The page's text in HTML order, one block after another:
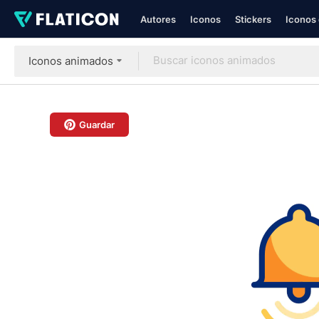
Autores Iconos Stickers Iconos
Iconos animados
Guardar